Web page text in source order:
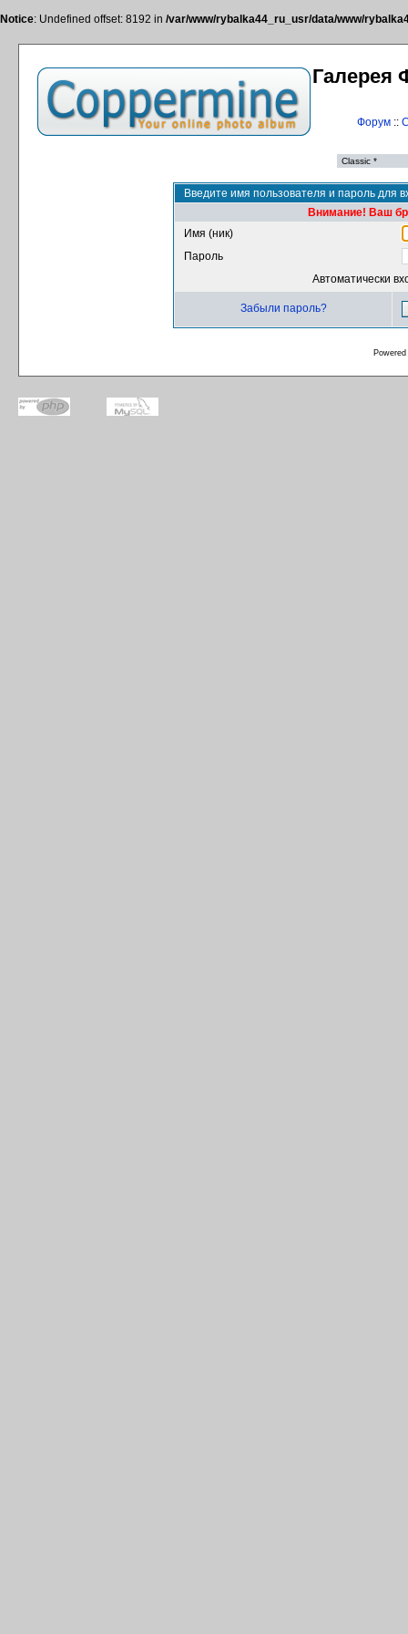
Notice: Undefined offset: 8192 in /var/www/rybalka44_ru_usr/data/www/
Галерея
Форум::
Введите имя пользователя и пароль для
Внимание! Ваш
Имя (ник)
Пароль
Автоматически
Забыли пароль?